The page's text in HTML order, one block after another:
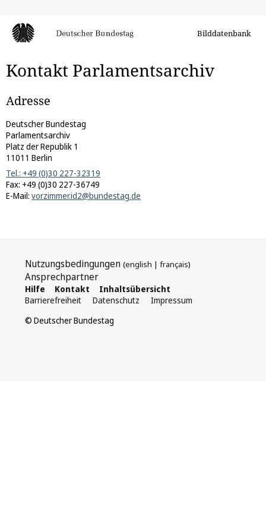
Bilddatenbank
Kontakt Parlamentsarchiv
Adresse
Deutscher Bundestag
Parlamentsarchiv
Platz der Republik 1
11011 Berlin
Tel.: +49 (0)30 227-32319
Fax: +49 (0)30 227-36749
E-Mail: vorzimmer.id2@bundestag.de
Nutzungsbedingungen (english | français)
Ansprechpartner
Hilfe Kontakt Inhaltsübersicht
© Deutscher Bundestag
Barrierefreiheit Datenschutz Impressum